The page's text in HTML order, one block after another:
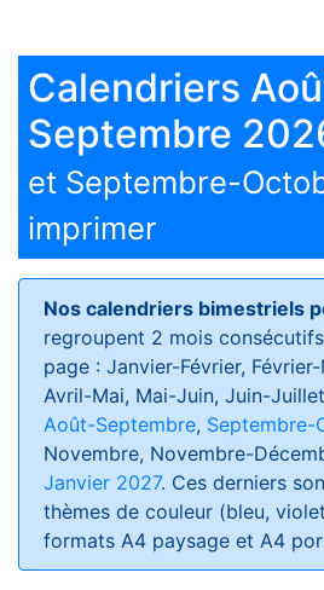
Calendriers
Septembre
et Septembre-
imprimer
Nos calendriers bimestriels
regroupent 2 mois
page : Janvier-Février,
Avril-Mai, Mai-Juin, Juin-
Août-Septembre, Septembre-
Novembre, Novembre-
Janvier 2027. Ces derniers
thèmes de couleur (bleu,
formats A4 paysage et A4